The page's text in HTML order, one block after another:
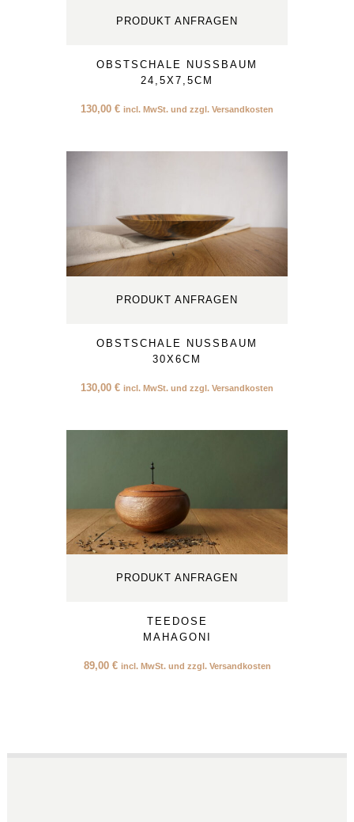
PRODUKT ANFRAGEN
OBSTSCHALE NUSSBAUM
24,5X7,5CM
130,00 € incl. MwSt. und zzgl. Versandkosten
PRODUKT ANFRAGEN
OBSTSCHALE NUSSBAUM
30X6CM
130,00 € incl. MwSt. und zzgl. Versandkosten
PRODUKT ANFRAGEN
TEEDOSE
MAHAGONI
89,00 € incl. MwSt. und zzgl. Versandkosten